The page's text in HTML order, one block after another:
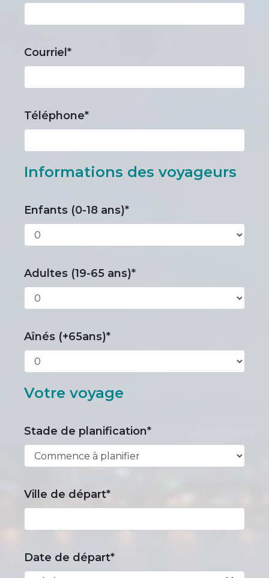
Courriel*
Téléphone*
Informations des voyageurs
Enfants (0-18 ans)*
Adultes (19-65 ans)*
Aînés (+65ans)*
Votre voyage
Stade de planification*
Ville de départ*
Date de départ*